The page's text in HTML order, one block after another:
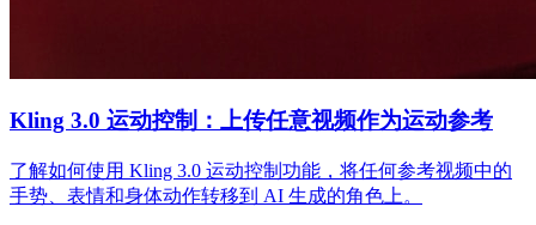
Kling 3.0 运动控制：上传任意视频作为运动参考
了解如何使用 Kling 3.0 运动控制功能，将任何参考视频中的
手势、表情和身体动作转移到 AI 生成的角色上。